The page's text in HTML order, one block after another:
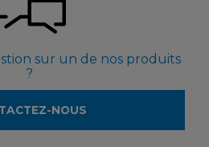
sur un de nos produits
?
NOUS